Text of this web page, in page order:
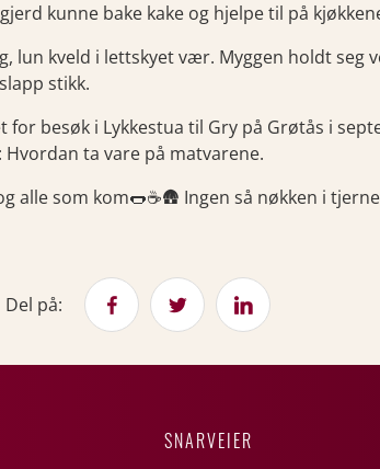
kunne bake kake og hjelpe til på
lun kveld i lettskyet vær. Myggen holdt seg
stikk.
for besøk i Lykkestua til Gry på Grøtås i
ta vare på matvarene.
alle som kom🌭☕️🛖 Ingen så nøkken i
Del på:
SNARVEIER